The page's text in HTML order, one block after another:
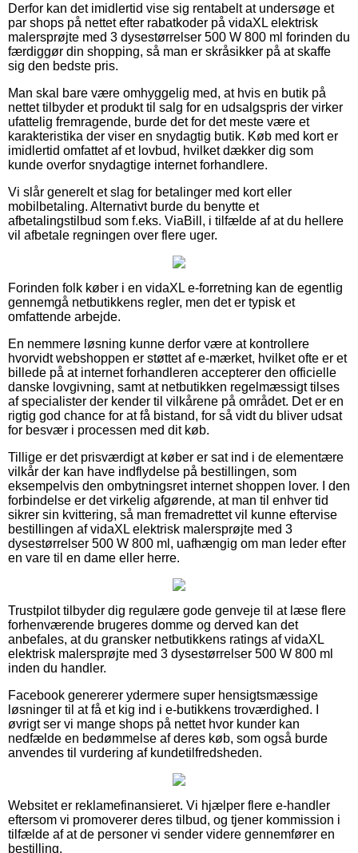
Derfor kan det imidlertid vise sig rentabelt at undersøge et
par shops på nettet efter rabatkoder på vidaXL elektrisk
malersprøjte med 3 dysestørrelser 500 W 800 ml forinden du
færdiggør din shopping, så man er skråsikker på at skaffe
sig den bedste pris.
Man skal bare være omhyggelig med, at hvis en butik på
nettet tilbyder et produkt til salg for en udsalgspris der virker
ufattelig fremragende, burde det for det meste være et
karakteristika der viser en snydagtig butik. Køb med kort er
imidlertid omfattet af et lovbud, hvilket dækker dig som
kunde overfor snydagtige internet forhandlere.
Vi slår generelt et slag for betalinger med kort eller
mobilbetaling. Alternativt burde du benytte et
afbetalingstilbud som f.eks. ViaBill, i tilfælde af at du hellere
vil afbetale regningen over flere uger.
Forinden folk køber i en vidaXL e-forretning kan de egentlig
gennemgå netbutikkens regler, men det er typisk et
omfattende arbejde.
En nemmere løsning kunne derfor være at kontrollere
hvorvidt webshoppen er støttet af e-mærket, hvilket ofte er et
billede på at internet forhandleren accepterer den officielle
danske lovgivning, samt at netbutikken regelmæssigt tilses
af specialister der kender til vilkårene på området. Det er en
rigtig god chance for at få bistand, for så vidt du bliver udsat
for besvær i processen med dit køb.
Tillige er det prisværdigt at køber er sat ind i de elementære
vilkår der kan have indflydelse på bestillingen, som
eksempelvis den ombytningsret internet shoppen lover. I den
forbindelse er det virkelig afgørende, at man til enhver tid
sikrer sin kvittering, så man fremadrettet vil kunne eftervise
bestillingen af vidaXL elektrisk malersprøjte med 3
dysestørrelser 500 W 800 ml, uafhængig om man leder efter
en vare til en dame eller herre.
Trustpilot tilbyder dig regulære gode genveje til at læse flere
forhenværende brugeres domme og derved kan det
anbefales, at du gransker netbutikkens ratings af vidaXL
elektrisk malersprøjte med 3 dysestørrelser 500 W 800 ml
inden du handler.
Facebook genererer ydermere super hensigtsmæssige
løsninger til at få et kig ind i e-butikkens troværdighed. I
øvrigt ser vi mange shops på nettet hvor kunder kan
nedfælde en bedømmelse af deres køb, som også burde
anvendes til vurdering af kundetilfredsheden.
Websitet er reklamefinansieret. Vi hjælper flere e-handler
eftersom vi promoverer deres tilbud, og tjener kommission i
tilfælde af at de personer vi sender videre gennemfører en
bestilling.